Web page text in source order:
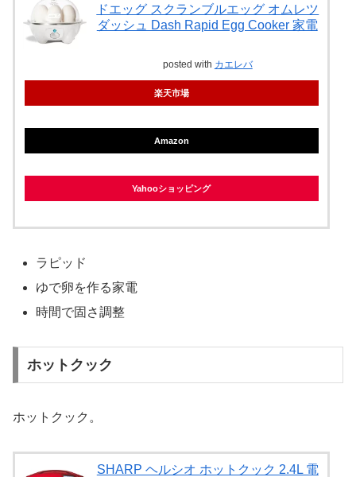
ドエッグ スクランブルエッグ オムレツ
ダッシュ Dash Rapid Egg Cooker 家電
posted with カエレバ
楽天市場
Amazon
Yahooショッピング
ラピッド
ゆで卵を作る家電
時間で固さ調整
ホットクック
ホットクック。
SHARP ヘルシオ ホットクック 2.4L 電